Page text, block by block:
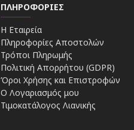
ΠΛΗΡΟΦΟΡΊΕΣ
Η Εταιρεία
Πληροφορίες Αποστολών
Τρόποι Πληρωμής
Πολιτική Απορρήτου (GDPR)
Όροι Χρήσης και Επιστροφών
Ο Λογαριασμός μου
Τιμοκατάλογος Λιανικής